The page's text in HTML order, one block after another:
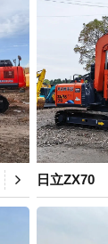
日立ZX70